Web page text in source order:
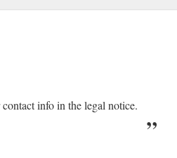
info in the legal notice.